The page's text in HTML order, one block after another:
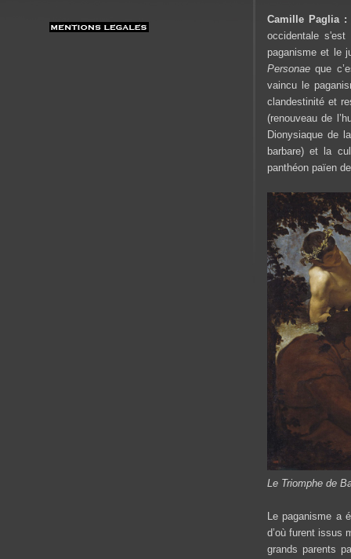
Camille Paglia :
occidentale s'est
paganisme et le
Personaeque
vaincu le
clandestinité et
(renouveau de
Dionysiaque de
barbare) et la
panthéon païen
Le Triomphe de
Le paganisme a
d’où furent issus
grands parents